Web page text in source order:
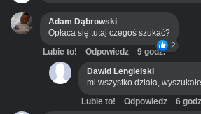
Adam Dąbrowski
Opłaca się tutaj czegoś szukać?
2
Lubie to! Odpowiedz
9 godz.
Dawid Lengielski
mi wszystko działa,
Lubie to! Odpowiedz
6